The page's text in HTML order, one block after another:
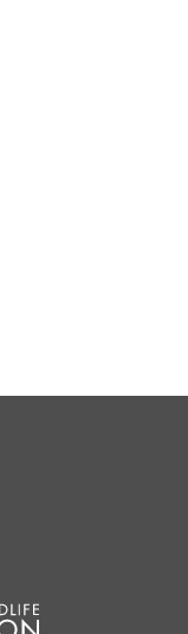
onglet
onglet
onglet
onglet
onglet
onglet
onglet
onglet